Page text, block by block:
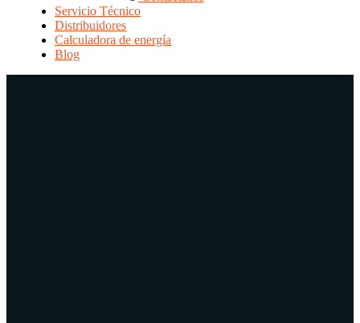
Servicio Técnico
Distribuidores
Calculadora de energía
Blog